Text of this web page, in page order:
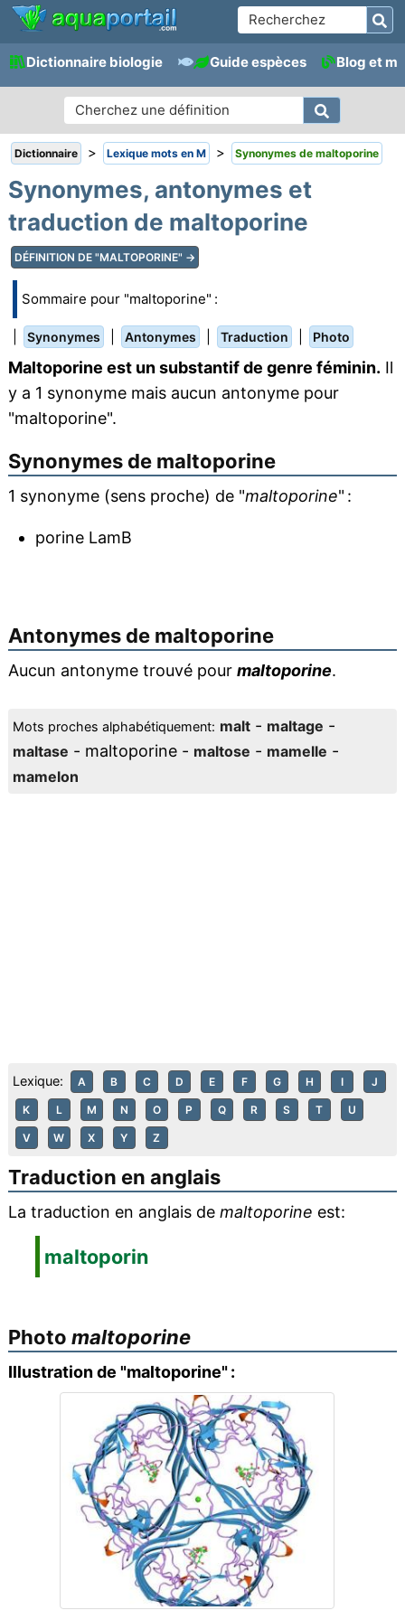
Dictionnaire biologie Guide espèces Blog et
Dictionnaire > Lexique mots en M > Synonymes de maltoporine
Synonymes, antonymes et
traduction de maltoporine
DÉFINITION DE "MALTOPORINE" →
Sommaire pour "maltoporine" :
Synonymes Antonymes Traduction Photo
Maltoporine est un substantif de genre féminin. Il
y a 1 synonyme mais aucun antonyme pour
"maltoporine".
Synonymes de maltoporine
1 synonyme (sens proche) de "maltoporine" :
porine LamB
Antonymes de maltoporine
Aucun antonyme trouvé pour maltoporine.
Mots proches alphabétiquement: malt- maltage -
maltase - maltoporine - maltose - mamelle -
mamelon
Lexique: A B C D E F G H I J
K L M N O P Q R S T U
V W X Y Z
Traduction en anglais
La traduction en anglais de maltoporine est:
maltoporin
Photo maltoporine
Illustration de "maltoporine" :